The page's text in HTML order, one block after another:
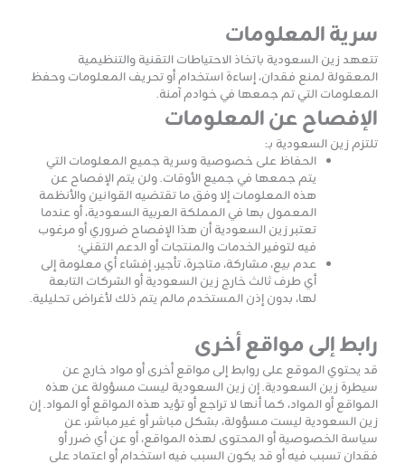
سرية المعلومات
تتعهد زين السعودية باتخاذ الاحتياطات التقنية والتنظيمية
المعقولة لمنع فقدان، إساءة استخدام أو تحريف المعلومات وحفظ
المعلومات التي تم جمعها في خوادم آمنة.
الإفصاح عن المعلومات
تلتزم زين السعودية بـ:
الحفاظ على خصوصية وسرية جميع المعلومات التي
يتم جمعها في جميع الأوقات. ولن يتم الإفصاح عن
هذه المعلومات إلا وفق ما تقتضيه القوانين والأنظمة
المعمول بها في المملكة العربية السعودية، أو عندما
تعتبر زين السعودية أن هذا الإفصاح ضروري أو مرغوب
فيه لتوفير الخدمات والمنتجات أو الدعم التقني؛
عدم بيع، مشاركة، متاجرة، تأجير، إفشاء أي معلومة إلى
أي طرف ثالث خارج زين السعودية أو الشركات التابعة
لها، بدون إذن المستخدم مالم يتم ذلك لأغراض تحليلية.
رابط إلى مواقع أخرى
قد يحتوي الموقع على روابط إلى مواقع أخرى أو مواد خارج عن
سيطرة زين السعودية. إن زين السعودية ليست مسؤولة عن هذه
المواقع أو المواد، كما أنها لا تراجع أو تؤيد هذه المواقع أو المواد. إن
زين السعودية ليست مسؤولة، بشكل مباشر أو غير مباشر، عن
سياسة الخصوصية أو المحتوى لهذه المواقع، أو عن أي ضرر أو
فقدان تسبب فيه أو قد يكون السبب فيه استخدام أو اعتماد على